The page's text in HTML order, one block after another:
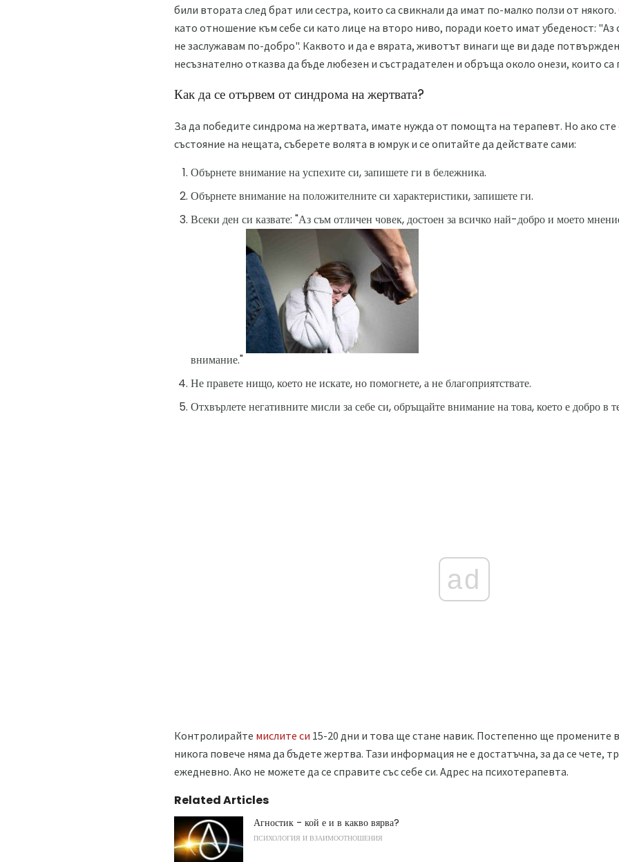
били втората след брат или сестра, които са свикнали да имат по-малко ползи от
като отношение към себе си като лице на второ ниво, поради което имат убеденост: "Аз
не заслужавам по-добро". Каквото и да е вярата, животът винаги ще ви даде
несъзнателно отказва да бъде любезен и състрадателен и обръща около онези, които са
Как да се отървем от синдрома на жертвата?
За да победите синдрома на жертвата, имате нужда от помощта на терапевт. Но ако
състояние на нещата, съберете волята в юмрук и се опитайте да действате сами:
Обърнете внимание на успехите си, запишете ги в бележника.
Обърнете внимание на положителните си характеристики, запишете ги.
Всеки ден си казвате: "Аз съм отличен човек, достоен за всичко най-добро и моето
внимание."
Не правете нищо, което не искате, но помогнете, а не благоприятствате.
Отхвърлете негативните мисли за себе си, обръщайте внимание на това, което е добро в
ad
Контролирайте мислите си 15-20 дни и това ще стане навик. Постепенно ще промените
никога повече няма да бъдете жертва. Тази информация не е достатъчна, за да се чете,
ежедневно. Ако не можете да се справите със себе си. Адрес на психотерапевта.
Related Articles
Агностик - кой е и в какво вярва?
ПСИХОЛОГИЯ И ВЗАИМООТНОШЕНИЯ